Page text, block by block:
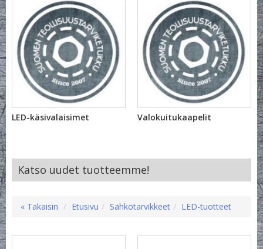
LED-käsivalaisimet Valokuitukaapelit
Katso uudet tuotteemme!
« Takaisin Etusivu Sähkötarvikkeet LED-tuotteet